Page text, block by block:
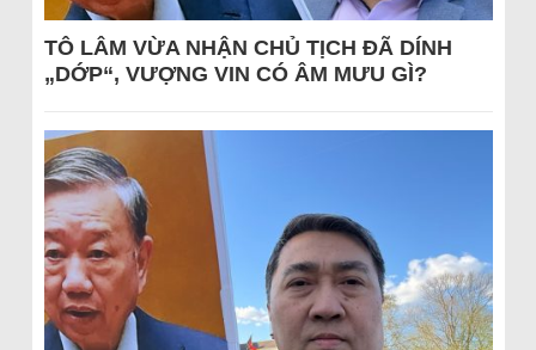
TÔ LÂM VỪA NHẬN CHỦ TỊCH ĐÃ DÍNH
„DỚP“, VƯỢNG VIN CÓ ÂM MƯU GÌ?